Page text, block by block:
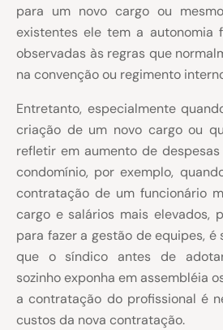
para um novo cargo ou
existentes ele tem a autonomia
observadas às regras que
na convenção ou regimento
Entretanto, especialmente
criação de um novo cargo ou
refletir em aumento de
condomínio, por exemplo,
contratação de um funcionário
cargo e salários mais elevados,
para fazer a gestão de equipes, é
que o síndico antes de
sozinho exponha em assembléia
a contratação do profissional é
custos da nova contratação.